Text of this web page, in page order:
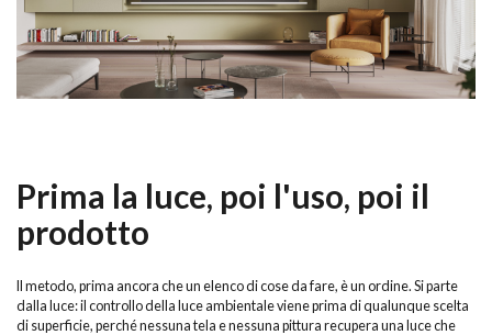
Prima la luce, poi l'uso, poi il
prodotto
Il metodo, prima ancora che un elenco di cose da fare, è un ordine. Si parte
dalla luce: il controllo della luce ambientale viene prima di qualunque scelta
di superficie, perché nessuna tela e nessuna pittura recupera una luce che